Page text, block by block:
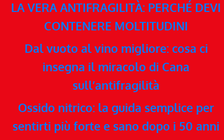
LA VERA ANTIFRAGILITÀ: PERCHÉ DEVI
CONTENERE MOLTITUDINI
Dal vuoto al vino migliore: cosa ci
insegna il miracolo di Cana
sull’antifragilità
Ossido nitrico: la guida semplice per
sentirti più forte e sano dopo i 50 anni